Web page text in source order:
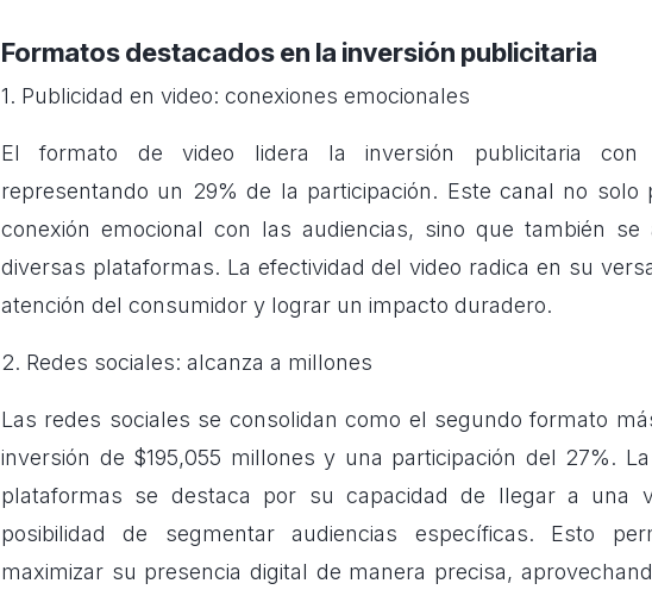
Formatos destacados en la inversión publicitaria
1. Publicidad en video: conexiones emocionales
El formato de video lidera la inversión publicitaria con
representando un 29% de la participación. Este canal no solo
conexión emocional con las audiencias, sino que también se
diversas plataformas. La efectividad del video radica en su
atención del consumidor y lograr un impacto duradero.
2. Redes sociales: alcanza a millones
Las redes sociales se consolidan como el segundo formato
inversión de $195,055 millones y una participación del 27%.
plataformas se destaca por su capacidad de llegar a una
posibilidad de segmentar audiencias específicas. Esto
maximizar su presencia digital de manera precisa,